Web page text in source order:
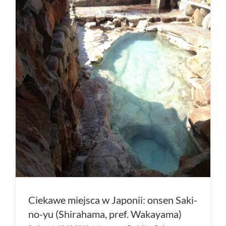
Ciekawe miejsca w Japonii: onsen Saki-
no-yu (Shirahama, pref. Wakayama)